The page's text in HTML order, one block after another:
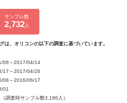
サンプル数
2,732人
は、オリコンの以下の調査に基づいています。
06～2017/04/14
17～2017/04/26
08～2016/06/17
01
調査時サンプル数3,196人）